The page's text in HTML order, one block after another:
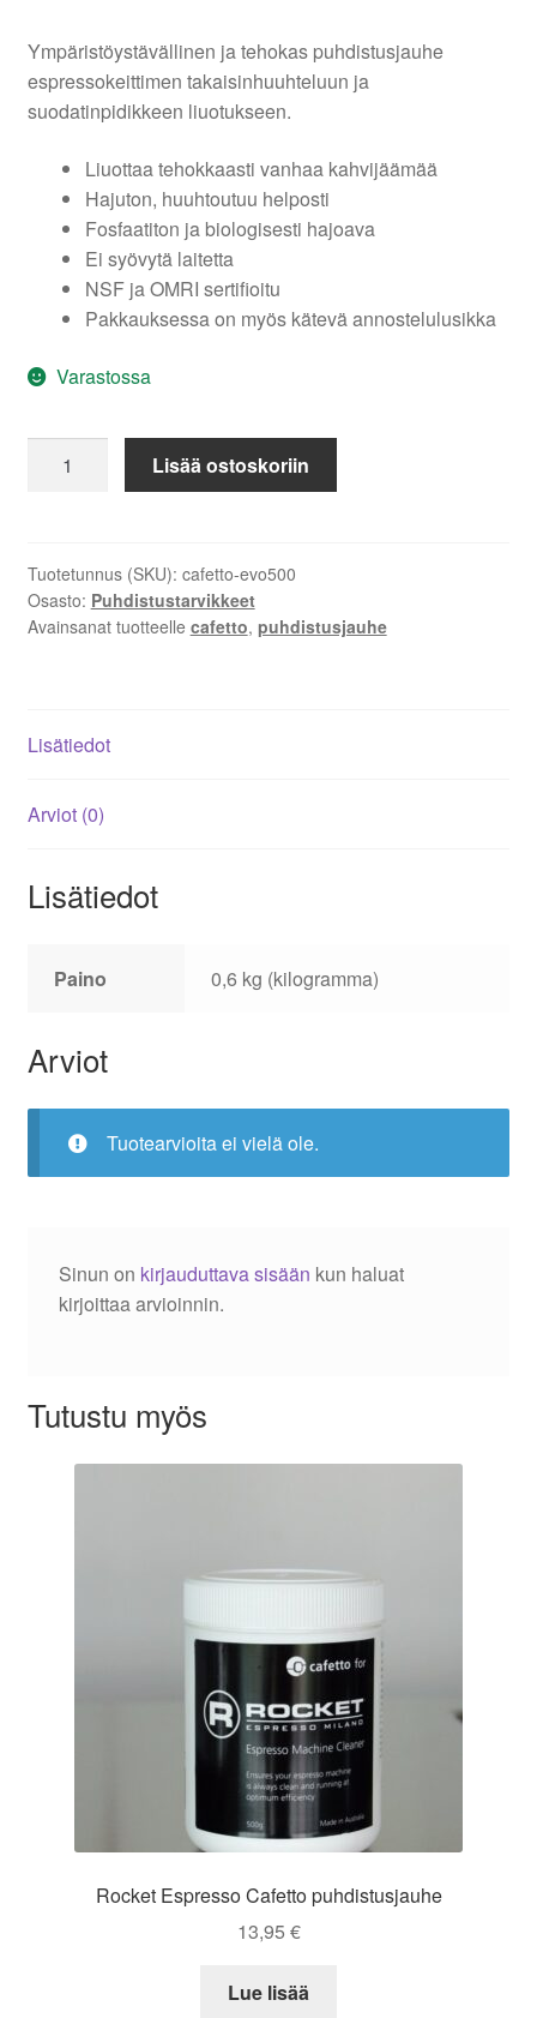
Ympäristöystävällinen ja tehokas puhdistusjauhe
espressokeittimen takaisinhuuhteluun ja
suodatinpidikkeen liuotukseen.
Liuottaa tehokkaasti vanhaa kahvijäämää
Hajuton, huuhtoutuu helposti
Fosfaatiton ja biologisesti hajoava
Ei syövytä laitetta
NSF ja OMRI sertifioitu
Pakkauksessa on myös kätevä annostelulusikka
Varastossa
määrä
Lisää ostoskoriin
Tuotetunnus (SKU): cafetto-evo500
Osasto: Puhdistustarvikkeet
Avainsanat tuotteelle cafetto, puhdistusjauhe
Lisätiedot
Arviot (0)
Lisätiedot
Paino 0,6 kg (kilogramma)
Arviot
Tuotearvioita ei vielä ole.
Sinun on kirjauduttava sisään kun haluat
kirjoittaa arvioinnin.
Tutustu myös
Rocket Espresso Cafetto puhdistusjauhe
13,95 €
Lue lisää